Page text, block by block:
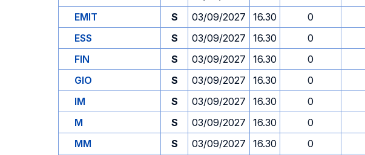
EMIT
S 03/09/2027 16.30 0
ESS
S 03/09/2027 16.30 0
FIN
S 03/09/2027 16.30 0
GIO
S 03/09/2027 16.30 0
IM
S 03/09/2027 16.30 0
M
S 03/09/2027 16.30 0
MM
S 03/09/2027 16.30 0